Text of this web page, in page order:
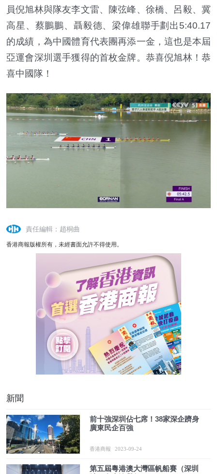
員倪旭林與隊友李文雷、陳弦峰、徐橋、呂毅、冀
高星、蔡鵬鵬、聶毅德、梁偉雄聯手劃出5:40.17
的成績，為中國體育代表團再添一金，這也是本屆
亞運會深圳選手獲得的首枚金牌。恭喜倪旭林！恭
喜中國隊！
責任編輯：趙桐曲
香港商報版權所有，未經書面允許不得使用。
新聞
前十強深圳佔七席！38家深企躋身
廣東民企百強
香港商報 2023-09-24
第五屆粵港澳大灣區帆船賽（深圳